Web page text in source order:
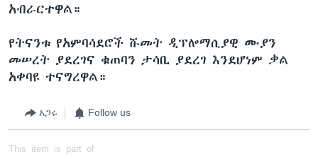
አብራርተዋል።
የትናንቱ የአምባሳደሮች ሹመት ዲፕሎማሲያዊ ሙያን
መሠረት ያደረገና ቁጠባን ታሳቢ ያደረገ እንደሆነም ቃል
አቀባዩ ተናግረዋል።
አጋሩ Follow us
This item is part of